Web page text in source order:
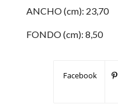
ANCHO (cm): 23,70
FONDO (cm): 8,50
Facebook